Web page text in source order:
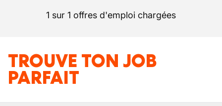
1 sur 1 offres d'emploi chargées
TROUVE TON JOB
PARFAIT